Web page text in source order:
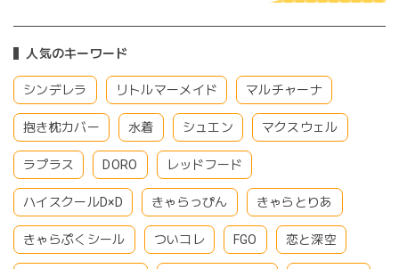
人気のキーワード
シンデレラ リトルマーメイド マルチャーナ
抱き枕カバー 水着 シュエン マクスウェル
ラプラス DORO レッドフード
ハイスクールD×D きゃらっぴん きゃらとりあ
きゃらぷくシール ついコレ FGO 恋と深空